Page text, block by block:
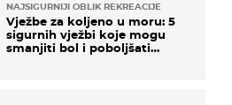
NAJSIGURNIJI OBLIK REKREACIJE
Vježbe za koljeno u moru: 5
sigurnih vježbi koje mogu
smanjiti bol i poboljšati